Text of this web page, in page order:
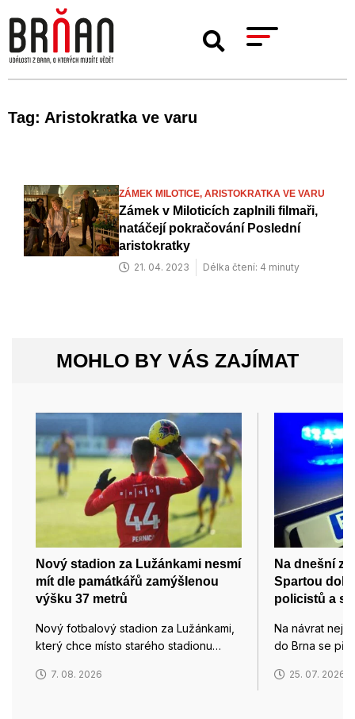
Tag: Aristokratka ve varu
ZÁMEK MILOTICE, ARISTOKRATKA VE VARU
Zámek v Miloticích zaplnili filmaři,
natáčejí pokračování Poslední
aristokratky
21. 04. 2023 Délka čtení: 4 minuty
MOHLO BY VÁS ZAJÍMAT
Nový stadion za Lužánkami nesmí
mít dle památkářů zamýšlenou
výšku 37 metrů
Nový fotbalový stadion za Lužánkami,
který chce místo starého stadionu…
7. 08. 2026
Na dnešní
Spartou
policistů a
Na návrat
do Brna se
25. 07. 2026